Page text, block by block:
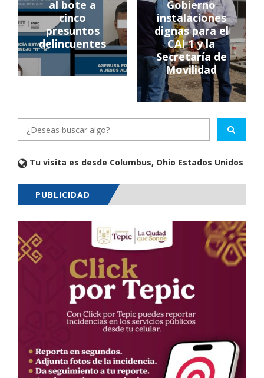
al bote a
cinco
presuntos
delincuentes
Gobierno
instalaciones
dignas para el
CAI 1 y la
Secretaría de
Movilidad
Tu visita es desde Columbus, Ohio Estados Unidos
PUBLICIDAD